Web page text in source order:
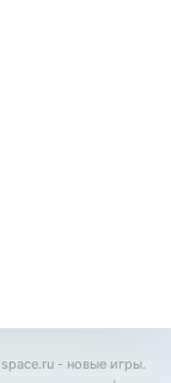
- новые игры.